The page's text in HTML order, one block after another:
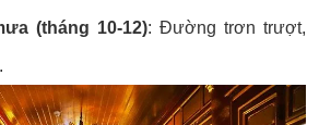
(tháng 10-12): Đường trơn trượt,